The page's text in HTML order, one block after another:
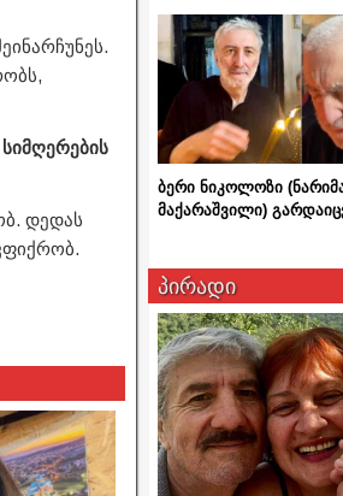
დედას
ბერი ნიკოლოზი
მაქარაშვილი)
პირადი